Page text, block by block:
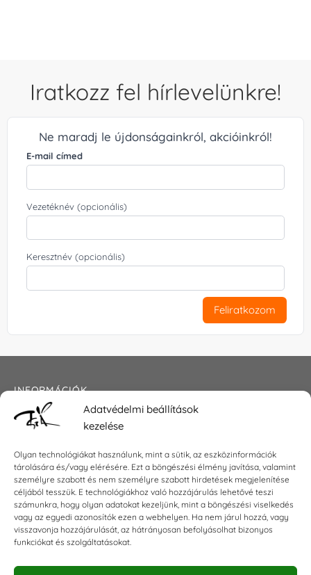
Adatvédelmi beállítások
kezelése
Olyan technológiákat használunk, mint a sütik, az eszközinformációk
tárolására és/vagy elérésére. Ezt a böngészési élmény javítása, valamint
személyre szabott és nem személyre szabott hirdetések megjelenítése
céljából tesszük. E technológiákhoz való hozzájárulás lehetővé teszi
számunkra, hogy olyan adatokat kezeljünk, mint a böngészési viselkedés
vagy az egyedi azonosítók ezen a webhelyen. Ha nem járul hozzá, vagy
visszavonja hozzájárulását, az hátrányosan befolyásolhat bizonyos
funkciókat és szolgáltatásokat.
Iratkozz fel hírlevelünkre!
Ne maradj le újdonságainkról, akcióinkról!
E-mail címed
Vezetéknév (opcionális)
Keresztnév (opcionális)
Feliratkozom
INFORMÁCIÓK
Általános szerződési feltételek
Impresszum
KAPCSOLAT
E-mail:shop@torokszilvi.com
Telefon: +36 30 6767872